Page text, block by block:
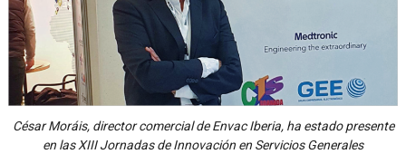
César Moráis, director comercial de Envac Iberia, ha estado presente
en las XIII Jornadas de Innovación en Servicios Generales